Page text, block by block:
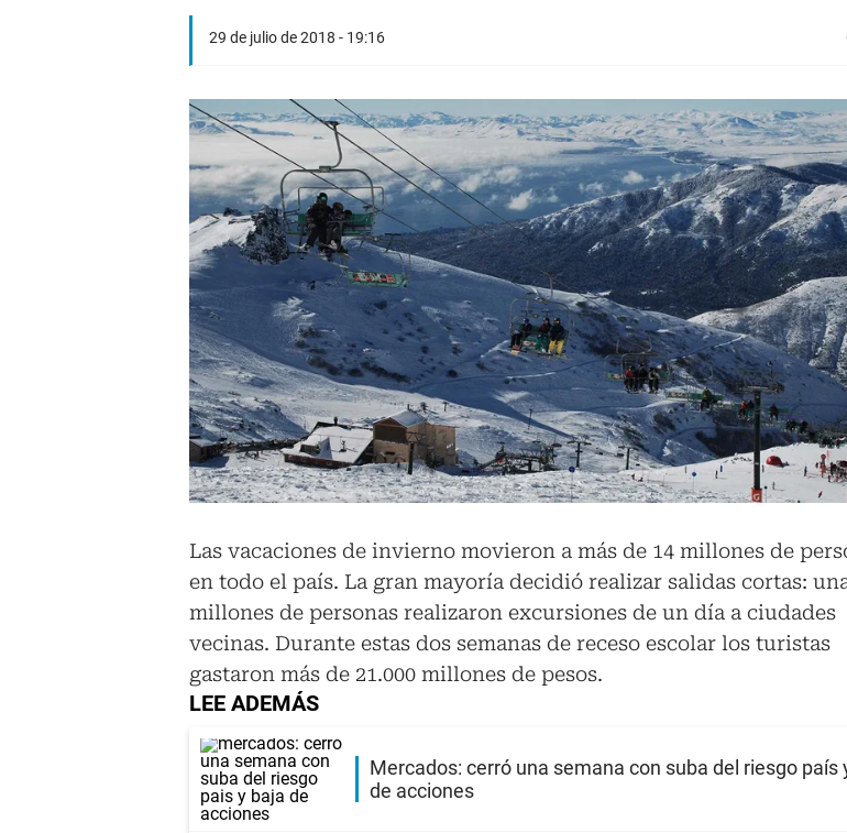
29 de julio de 2018 - 19:16
Las vacaciones de invierno movieron a más de 14 millones de
en todo el país. La gran mayoría decidió realizar salidas cortas:
millones de personas realizaron excursiones de un día a ciudades
vecinas. Durante estas dos semanas de receso escolar los turistas
gastaron más de 21.000 millones de pesos.
LEE ADEMÁS
Mercados: cerró una semana con suba del riesgo país
de acciones